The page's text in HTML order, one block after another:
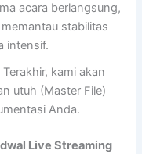
acara berlangsung,
stabilitas
intensif.
Terakhir, kami akan
utuh (Master File)
Anda.
Live Streaming